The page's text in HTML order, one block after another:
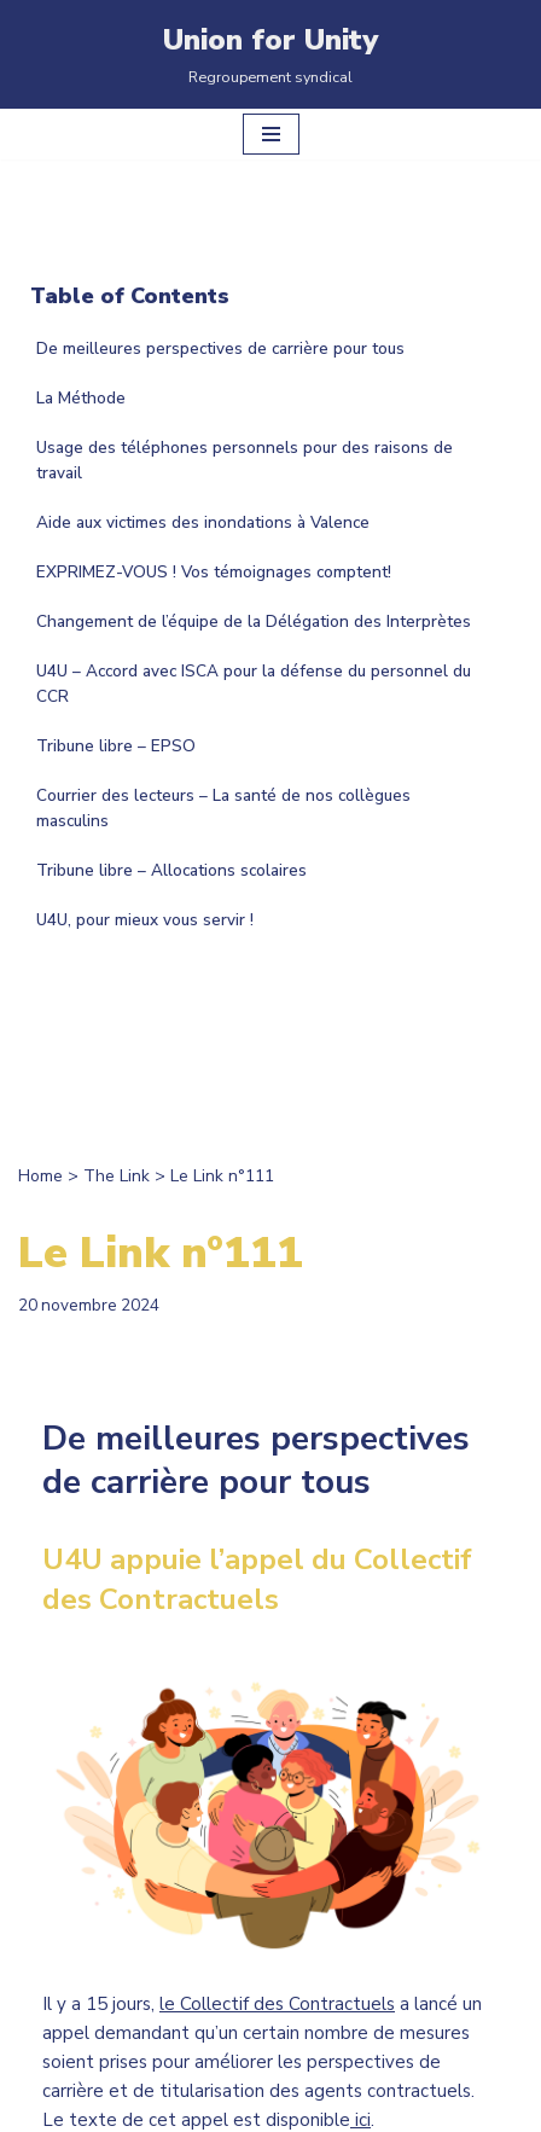
Union for Unity
Regroupement syndical
Table of Contents
De meilleures perspectives de carrière pour tous
La Méthode
Usage des téléphones personnels pour des raisons de
travail
Aide aux victimes des inondations à Valence
EXPRIMEZ-VOUS ! Vos témoignages comptent!
Changement de l’équipe de la Délégation des Interprètes
U4U – Accord avec ISCA pour la défense du personnel du
CCR
Tribune libre – EPSO
Courrier des lecteurs – La santé de nos collègues
masculins
Tribune libre – Allocations scolaires
U4U, pour mieux vous servir !
Home > The Link > Le Link n°111
Le Link n°111
20 novembre 2024
De meilleures perspectives
de carrière pour tous
U4U appuie l’appel du Collectif
des Contractuels
Il y a 15 jours, le Collectif des Contractuels a lancé un
appel demandant qu’un certain nombre de mesures
soient prises pour améliorer les perspectives de
carrière et de titularisation des agents contractuels.
Le texte de cet appel est disponible ici.